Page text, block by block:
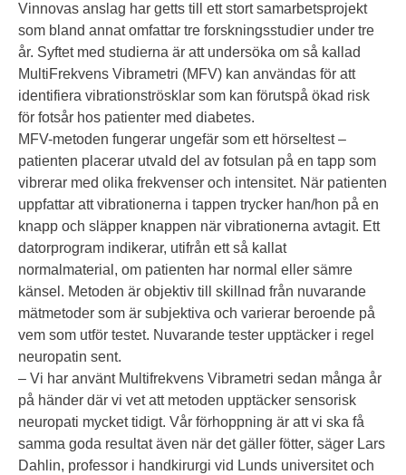
Vinnovas anslag har getts till ett stort samarbetsprojekt
som bland annat omfattar tre forskningsstudier under tre
år. Syftet med studierna är att undersöka om så kallad
MultiFrekvens Vibrametri (MFV) kan användas för att
identifiera vibrationströsklar som kan förutspå ökad risk
för fotsår hos patienter med diabetes.
MFV-metoden fungerar ungefär som ett hörseltest –
patienten placerar utvald del av fotsulan på en tapp som
vibrerar med olika frekvenser och intensitet. När patienten
uppfattar att vibrationerna i tappen trycker han/hon på en
knapp och släpper knappen när vibrationerna avtagit. Ett
datorprogram indikerar, utifrån ett så kallat
normalmaterial, om patienten har normal eller sämre
känsel. Metoden är objektiv till skillnad från nuvarande
mätmetoder som är subjektiva och varierar beroende på
vem som utför testet. Nuvarande tester upptäcker i regel
neuropatin sent.
– Vi har använt Multifrekvens Vibrametri sedan många år
på händer där vi vet att metoden upptäcker sensorisk
neuropati mycket tidigt. Vår förhoppning är att vi ska få
samma goda resultat även när det gäller fötter, säger Lars
Dahlin, professor i handkirurgi vid Lunds universitet och